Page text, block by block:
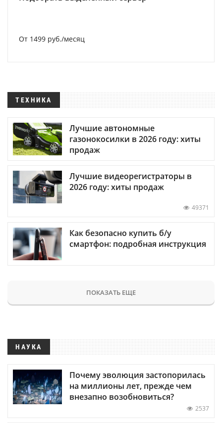
От 1499 руб./месяц
ТЕХНИКА
Лучшие автономные
газонокосилки в 2026 году: хиты
продаж
Лучшие видеорегистраторы в
2026 году: хиты продаж
49371
Как безопасно купить б/у
смартфон: подробная инструкция
ПОКАЗАТЬ ЕЩЕ
НАУКА
Почему эволюция застопорилась
на миллионы лет, прежде чем
внезапно возобновиться?
2537